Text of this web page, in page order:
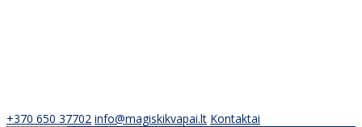
+370 650 37702 info@magiskikvapai.lt Kontaktai